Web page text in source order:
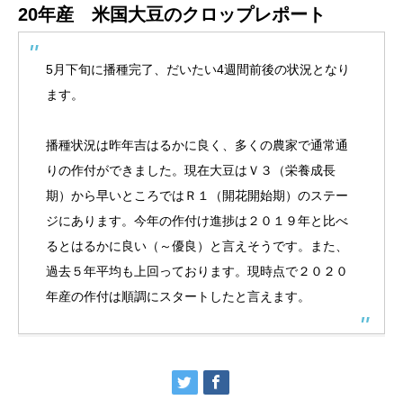
20年産 米国大豆のクロップレポート
5月下旬に播種完了、だいたい4週間前後の状況となり
ます。
播種状況は昨年吉はるかに良く、多くの農家で通常通
りの作付ができました。現在大豆はＶ３（栄養成長
期）から早いところではＲ１（開花開始期）のステー
ジにあります。今年の作付け進捗は２０１９年と比べ
るとはるかに良い（～優良）と言えそうです。また、
過去５年平均も上回っております。現時点で２０２０
年産の作付は順調にスタートしたと言えます。